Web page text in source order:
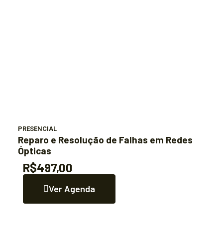
PRESENCIAL
Reparo e Resolução de Falhas em Redes
Ópticas
R$497,00
Ver Agenda